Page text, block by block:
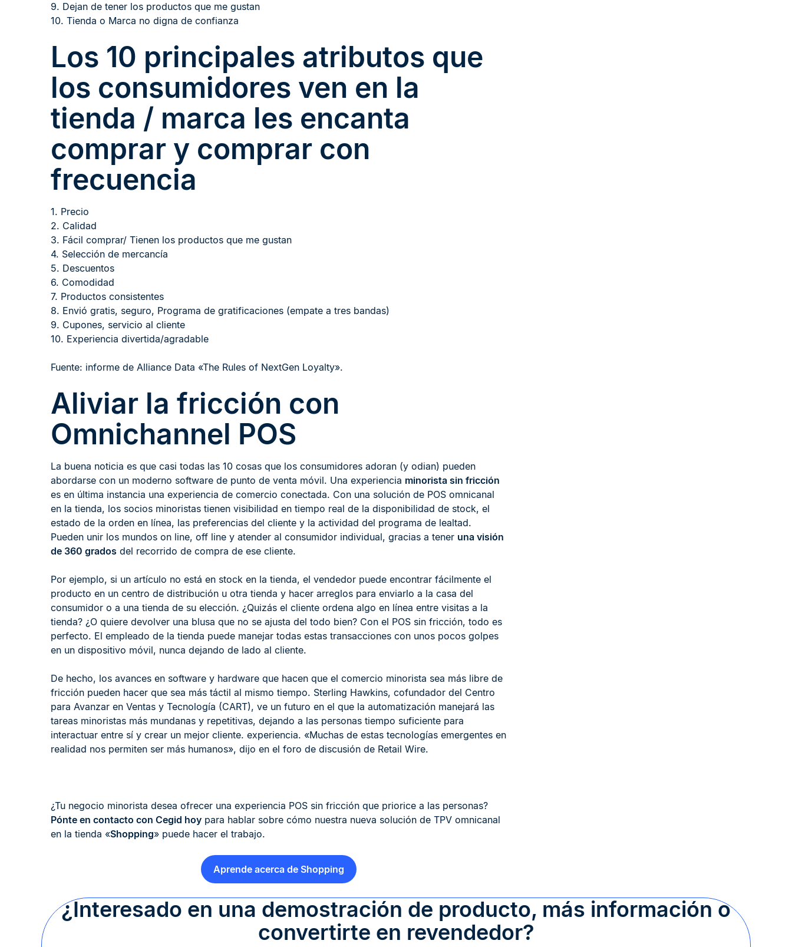
9. Dejan de tener los productos que me gustan
10. Tienda o Marca no digna de confianza
Los 10 principales atributos que
los consumidores ven en la
tienda / marca les encanta
comprar y comprar con
frecuencia
1. Precio
2. Calidad
3. Fácil comprar/ Tienen los productos que me gustan
4. Selección de mercancía
5. Descuentos
6. Comodidad
7. Productos consistentes
8. Envió gratis, seguro, Programa de gratificaciones (empate a tres bandas)
9. Cupones, servicio al cliente
10. Experiencia divertida/agradable
Fuente: informe de Alliance Data «The Rules of NextGen Loyalty».
Aliviar la fricción con
Omnichannel POS
La buena noticia es que casi todas las 10 cosas que los consumidores adoran (y odian) pueden
abordarse con un moderno software de punto de venta móvil. Una experiencia minorista sin fricción
es en última instancia una experiencia de comercio conectada. Con una solución de POS omnicanal
en la tienda, los socios minoristas tienen visibilidad en tiempo real de la disponibilidad de stock, el
estado de la orden en línea, las preferencias del cliente y la actividad del programa de lealtad.
Pueden unir los mundos on line, off line y atender al consumidor individual, gracias a tener una visión
de 360 grados del recorrido de compra de ese cliente.
Por ejemplo, si un artículo no está en stock en la tienda, el vendedor puede encontrar fácilmente el
producto en un centro de distribución u otra tienda y hacer arreglos para enviarlo a la casa del
consumidor o a una tienda de su elección. ¿Quizás el cliente ordena algo en línea entre visitas a la
tienda? ¿O quiere devolver una blusa que no se ajusta del todo bien? Con el POS sin fricción, todo es
perfecto. El empleado de la tienda puede manejar todas estas transacciones con unos pocos golpes
en un dispositivo móvil, nunca dejando de lado al cliente.
De hecho, los avances en software y hardware que hacen que el comercio minorista sea más libre de
fricción pueden hacer que sea más táctil al mismo tiempo. Sterling Hawkins, cofundador del Centro
para Avanzar en Ventas y Tecnología (CART), ve un futuro en el que la automatización manejará las
tareas minoristas más mundanas y repetitivas, dejando a las personas tiempo suficiente para
interactuar entre sí y crear un mejor cliente. experiencia. «Muchas de estas tecnologías emergentes en
realidad nos permiten ser más humanos», dijo en el foro de discusión de Retail Wire.
¿Tu negocio minorista desea ofrecer una experiencia POS sin fricción que priorice a las personas?
Pónte en contacto con Cegid hoy para hablar sobre cómo nuestra nueva solución de TPV omnicanal
en la tienda «Shopping» puede hacer el trabajo.
Aprende acerca de Shopping
¿Interesado en una demostración de producto, más información o
convertirte en revendedor?